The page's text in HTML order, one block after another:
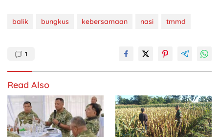
balik bungkus kebersamaan nasi tmmd
1
Read Also